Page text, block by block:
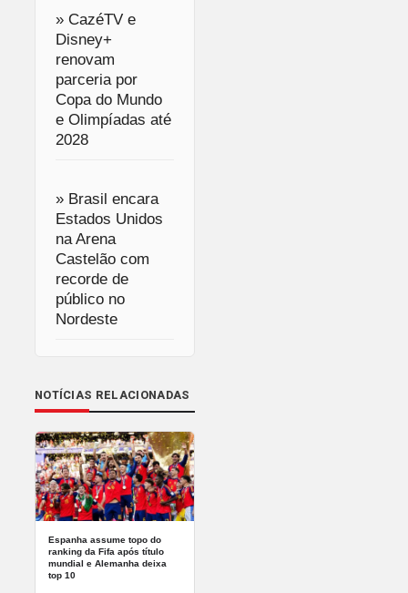
» CazéTV e
Disney+
renovam
parceria por
Copa do Mundo
e Olimpíadas até
2028
» Brasil encara
Estados Unidos
na Arena
Castelão com
recorde de
público no
Nordeste
NOTÍCIAS RELACIONADAS
Espanha assume topo do
ranking da Fifa após título
mundial e Alemanha deixa
top 10